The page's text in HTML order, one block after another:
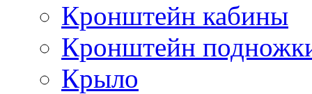
Кронштейн кабины
Кронштейн
Крыло